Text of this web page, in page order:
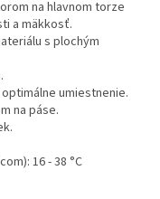
na hlavnom torze
a mäkkosť.
s plochým
umiestnenie.
na páse.
16 - 38 °C